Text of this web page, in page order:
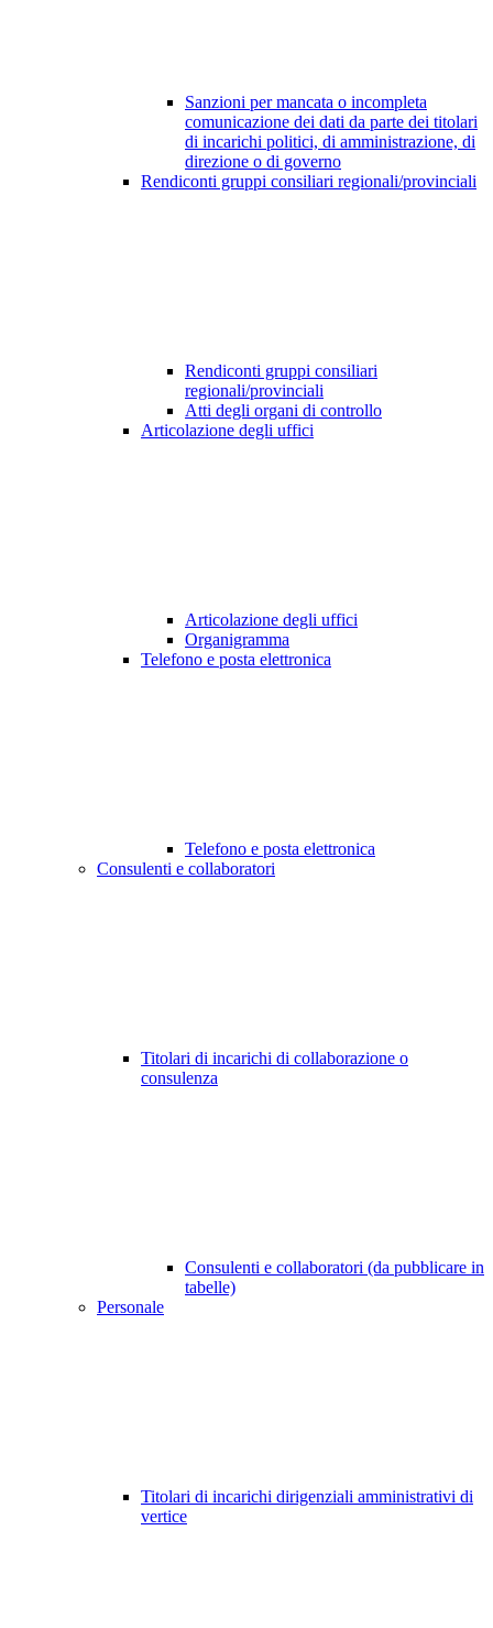
Sanzioni per mancata o incompleta
comunicazione dei dati da parte dei titolari
di incarichi politici, di amministrazione, di
direzione o di governo
Rendiconti gruppi consiliari regionali/provinciali
Rendiconti gruppi consiliari
regionali/provinciali
Atti degli organi di controllo
Articolazione degli uffici
Articolazione degli uffici
Organigramma
Telefono e posta elettronica
Telefono e posta elettronica
Consulenti e collaboratori
Titolari di incarichi di collaborazione o
consulenza
Consulenti e collaboratori (da pubblicare in
tabelle)
Personale
Titolari di incarichi dirigenziali amministrativi di
vertice